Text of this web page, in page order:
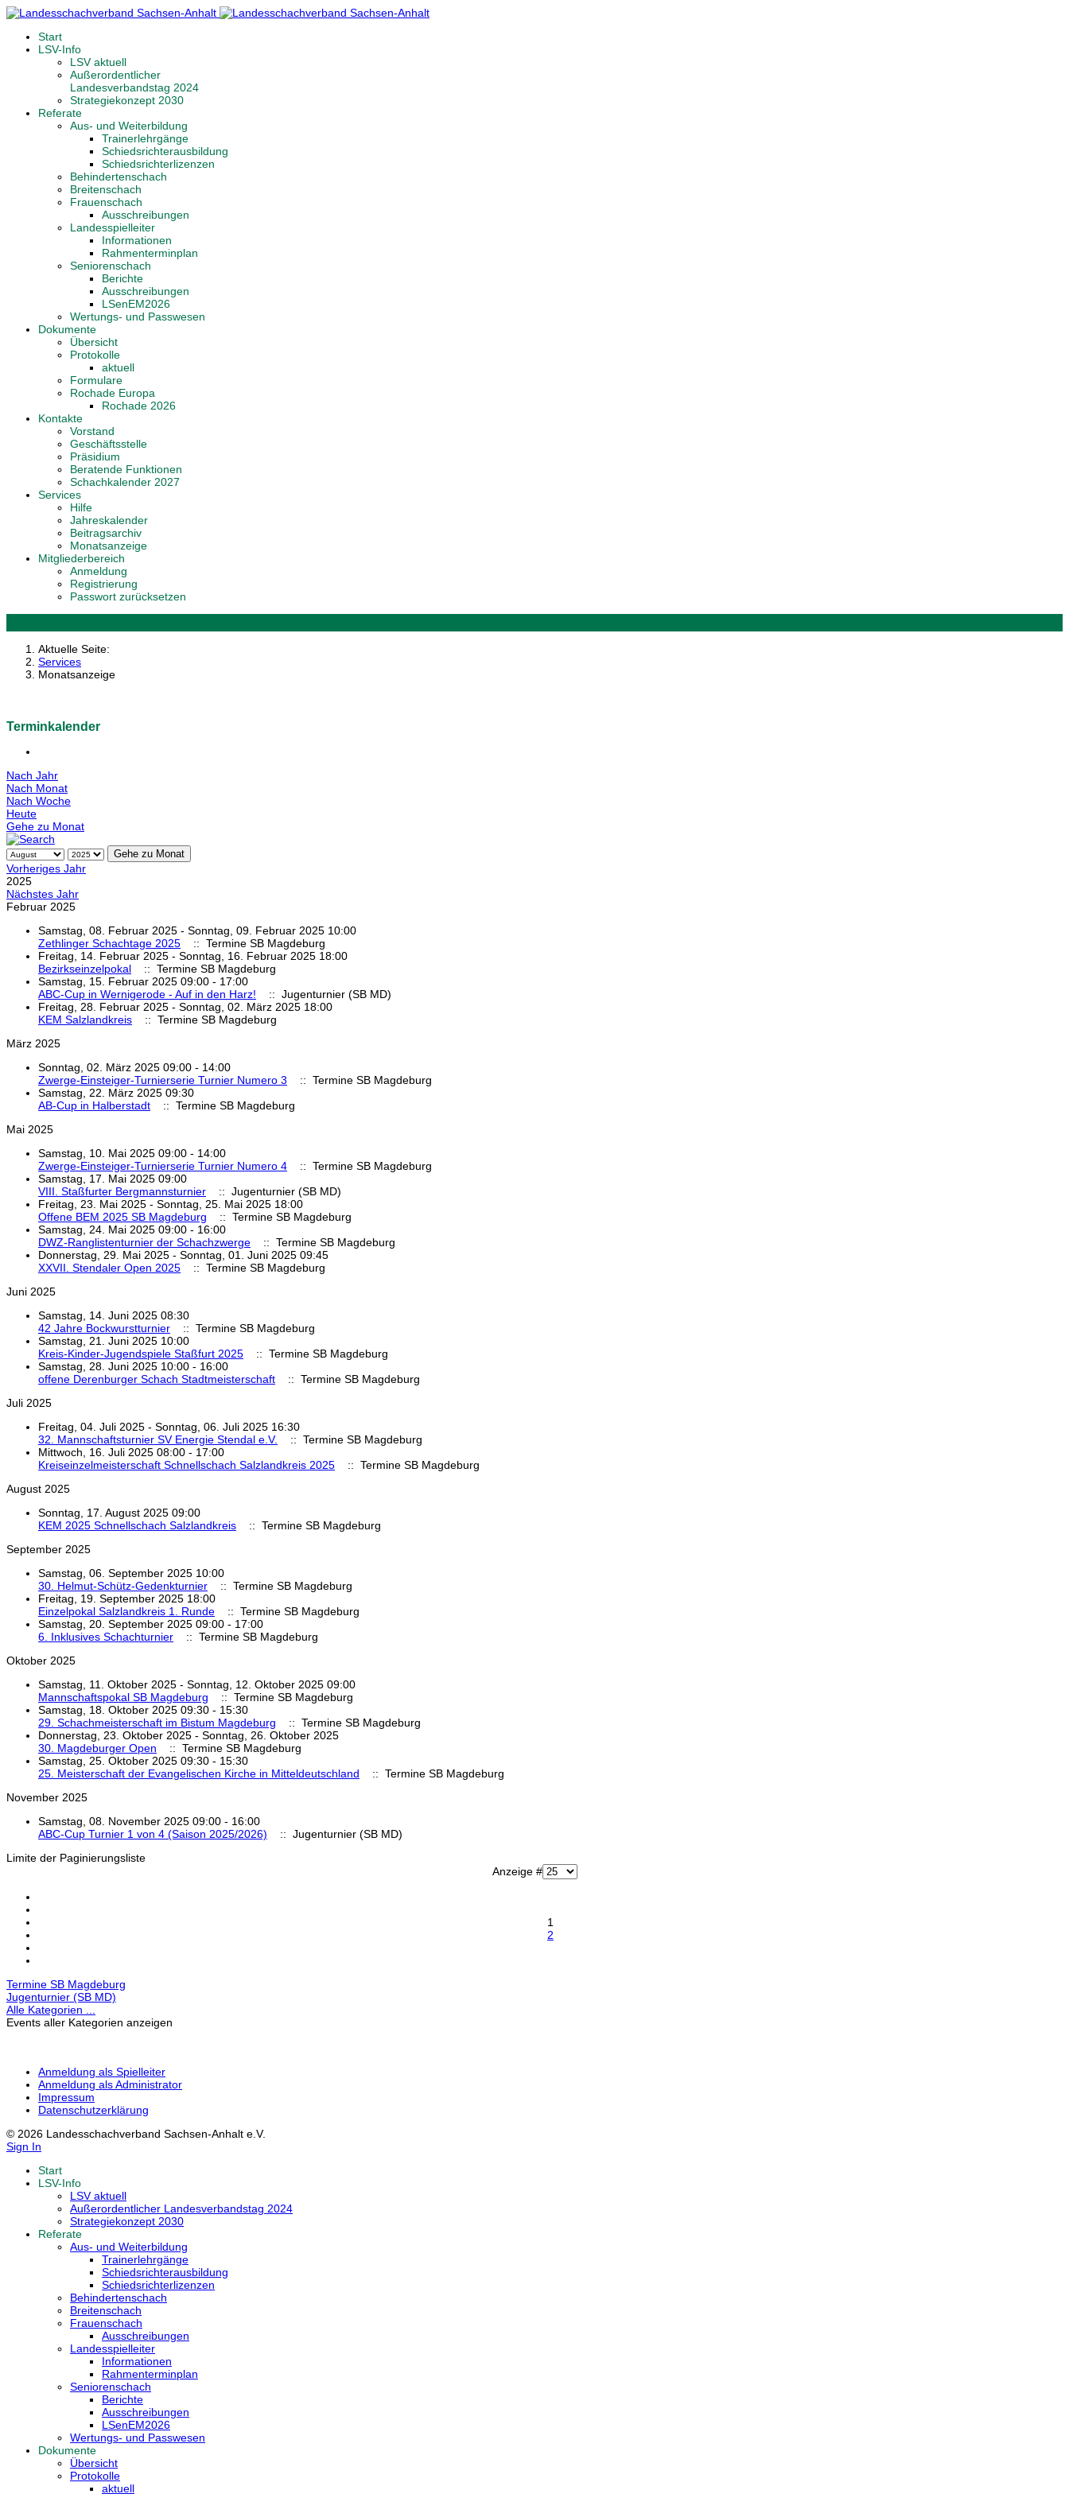
Start
LSV-Info
LSV aktuell
Außerordentlicher
Landesverbandstag 2024
Strategiekonzept 2030
Referate
Aus- und Weiterbildung
Trainerlehrgänge
Schiedsrichterausbildung
Schiedsrichterlizenzen
Behindertenschach
Breitenschach
Frauenschach
Ausschreibungen
Landesspielleiter
Informationen
Rahmenterminplan
Seniorenschach
Berichte
Ausschreibungen
LSenEM2026
Wertungs- und Passwesen
Dokumente
Übersicht
Protokolle
aktuell
Formulare
Rochade Europa
Rochade 2026
Kontakte
Vorstand
Geschäftsstelle
Präsidium
Beratende Funktionen
Schachkalender 2027
Services
Hilfe
Jahreskalender
Beitragsarchiv
Monatsanzeige
Mitgliederbereich
Anmeldung
Registrierung
Passwort zurücksetzen
Aktuelle Seite:
Services
Monatsanzeige
Terminkalender
Nach Jahr
Nach Monat
Nach Woche
Heute
Gehe zu Monat
Gehe zu Monat
Vorheriges Jahr
2025
Nächstes Jahr
Februar 2025
Samstag, 08. Februar 2025 - Sonntag, 09. Februar 2025 10:00
Zethlinger Schachtage 2025
:: Termine SB Magdeburg
Freitag, 14. Februar 2025 - Sonntag, 16. Februar 2025 18:00
Bezirkseinzelpokal
:: Termine SB Magdeburg
Samstag, 15. Februar 2025 09:00 - 17:00
ABC-Cup in Wernigerode - Auf in den Harz!
:: Jugenturnier (SB MD)
Freitag, 28. Februar 2025 - Sonntag, 02. März 2025 18:00
KEM Salzlandkreis
:: Termine SB Magdeburg
März 2025
Sonntag, 02. März 2025 09:00 - 14:00
Zwerge-Einsteiger-Turnierserie Turnier Numero 3
:: Termine SB Magdeburg
Samstag, 22. März 2025 09:30
AB-Cup in Halberstadt
:: Termine SB Magdeburg
Mai 2025
Samstag, 10. Mai 2025 09:00 - 14:00
Zwerge-Einsteiger-Turnierserie Turnier Numero 4
:: Termine SB Magdeburg
Samstag, 17. Mai 2025 09:00
VIII. Staßfurter Bergmannsturnier
:: Jugenturnier (SB MD)
Freitag, 23. Mai 2025 - Sonntag, 25. Mai 2025 18:00
Offene BEM 2025 SB Magdeburg
:: Termine SB Magdeburg
Samstag, 24. Mai 2025 09:00 - 16:00
DWZ-Ranglistenturnier der Schachzwerge
:: Termine SB Magdeburg
Donnerstag, 29. Mai 2025 - Sonntag, 01. Juni 2025 09:45
XXVII. Stendaler Open 2025
:: Termine SB Magdeburg
Juni 2025
Samstag, 14. Juni 2025 08:30
42 Jahre Bockwurstturnier
:: Termine SB Magdeburg
Samstag, 21. Juni 2025 10:00
Kreis-Kinder-Jugendspiele Staßfurt 2025
:: Termine SB Magdeburg
Samstag, 28. Juni 2025 10:00 - 16:00
offene Derenburger Schach Stadtmeisterschaft
:: Termine SB Magdeburg
Juli 2025
Freitag, 04. Juli 2025 - Sonntag, 06. Juli 2025 16:30
32. Mannschaftsturnier SV Energie Stendal e.V.
:: Termine SB Magdeburg
Mittwoch, 16. Juli 2025 08:00 - 17:00
Kreiseinzelmeisterschaft Schnellschach Salzlandkreis 2025
:: Termine SB Magdeburg
August 2025
Sonntag, 17. August 2025 09:00
KEM 2025 Schnellschach Salzlandkreis
:: Termine SB Magdeburg
September 2025
Samstag, 06. September 2025 10:00
30. Helmut-Schütz-Gedenkturnier
:: Termine SB Magdeburg
Freitag, 19. September 2025 18:00
Einzelpokal Salzlandkreis 1. Runde
:: Termine SB Magdeburg
Samstag, 20. September 2025 09:00 - 17:00
6. Inklusives Schachturnier
:: Termine SB Magdeburg
Oktober 2025
Samstag, 11. Oktober 2025 - Sonntag, 12. Oktober 2025 09:00
Mannschaftspokal SB Magdeburg
:: Termine SB Magdeburg
Samstag, 18. Oktober 2025 09:30 - 15:30
29. Schachmeisterschaft im Bistum Magdeburg
:: Termine SB Magdeburg
Donnerstag, 23. Oktober 2025 - Sonntag, 26. Oktober 2025
30. Magdeburger Open
:: Termine SB Magdeburg
Samstag, 25. Oktober 2025 09:30 - 15:30
25. Meisterschaft der Evangelischen Kirche in Mitteldeutschland
:: Termine SB Magdeburg
November 2025
Samstag, 08. November 2025 09:00 - 16:00
ABC-Cup Turnier 1 von 4 (Saison 2025/2026)
:: Jugenturnier (SB MD)
Limite der Paginierungsliste
Anzeige #
1
2
Termine SB Magdeburg
Jugenturnier (SB MD)
Alle Kategorien ...
Events aller Kategorien anzeigen
Anmeldung als Spielleiter
Anmeldung als Administrator
Impressum
Datenschutzerklärung
© 2026 Landesschachverband Sachsen-Anhalt e.V.
Sign In
Start
LSV-Info
LSV aktuell
Außerordentlicher Landesverbandstag 2024
Strategiekonzept 2030
Referate
Aus- und Weiterbildung
Trainerlehrgänge
Schiedsrichterausbildung
Schiedsrichterlizenzen
Behindertenschach
Breitenschach
Frauenschach
Ausschreibungen
Landesspielleiter
Informationen
Rahmenterminplan
Seniorenschach
Berichte
Ausschreibungen
LSenEM2026
Wertungs- und Passwesen
Dokumente
Übersicht
Protokolle
aktuell